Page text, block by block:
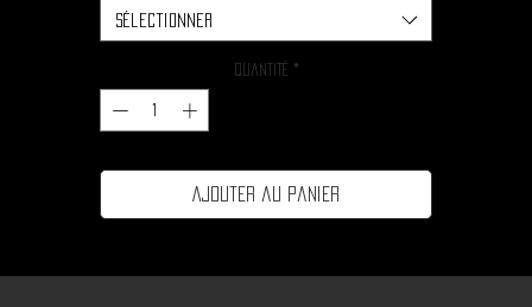
Sélectionner
Quantité *
Ajouter au panier